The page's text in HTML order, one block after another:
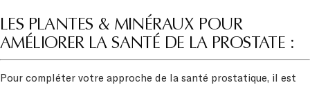
LES PLANTES & MINÉRAUX POUR
AMÉLIORER LA SANTÉ DE LA PROSTATE :
Pour compléter votre approche de la santé prostatique, il est